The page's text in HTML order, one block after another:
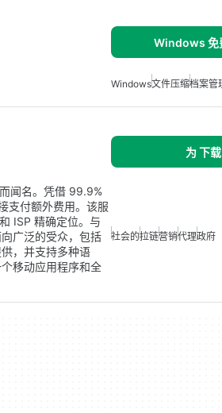
Windows 免
Windows文件压缩档案管
为 下载
闻名。凭借 99.9%
支付额外费用。该服
ISP 精确定位。与
广泛的受众，包括
，并支持多种语
移动应用程序和全
社会的拉链营销代理政府